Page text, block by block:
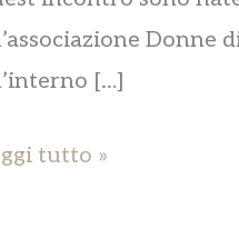
Donne
[…]
tutto »